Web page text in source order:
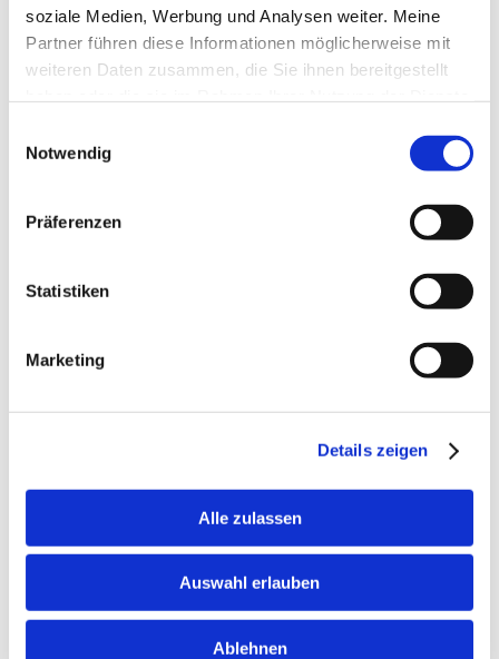
soziale Medien, Werbung und Analysen weiter. Meine
Partner führen diese Informationen möglicherweise mit
weiteren Daten zusammen, die Sie ihnen bereitgestellt
Notwendig
Präferenzen
Statistiken
Marketing
Details zeigen
Alle zulassen
Auswahl erlauben
Ablehnen
Der neue Mensch sucht nach neuen Formen der
Gemeinschaft (außerhalb von Fami­lie und
Verwandtschaft), die ihm Nähe, Intimi­tät und
Formen der Kommunikation, verbal, nonverbal,
Er ist sich bewußt, daß er aufgrund unserer mobilen
verbringen kann, weshalb er imstande sein muß, schnell
intime, kom­munikative und persönliche Kontakte zu
Gemeinschaft ohne heftige Konflikte oder Trauer wieder
auch Sennett, R.: Der flexible Mensch 2000 – Hier wird
diese weitreichende Problematik unserer
sehr gut dargestellt.)
Skepsis gegenüber der Wissenschaft